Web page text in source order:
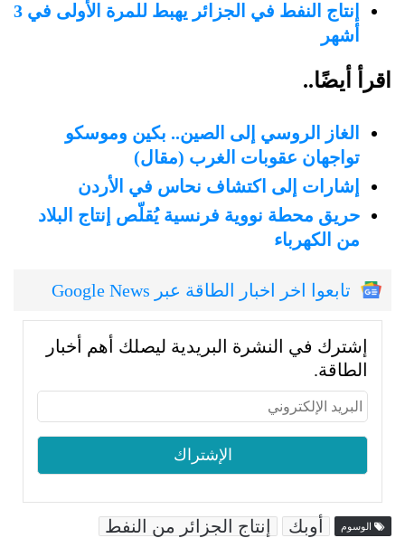
إنتاج النفط في الجزائر يهبط للمرة الأولى في 3
أشهر
اقرأ أيضًا..
الغاز الروسي إلى الصين.. بكين وموسكو
تواجهان عقوبات الغرب (مقال)
إشارات إلى اكتشاف نحاس في الأردن
حريق محطة نووية فرنسية يُقلّص إنتاج البلاد
من الكهرباء
تابعوا اخر اخبار الطاقة عبر Google News
إشترك في النشرة البريدية ليصلك أهم أخبار
الطاقة.
الوسوم أوبك
إنتاج الجزائر من النفط